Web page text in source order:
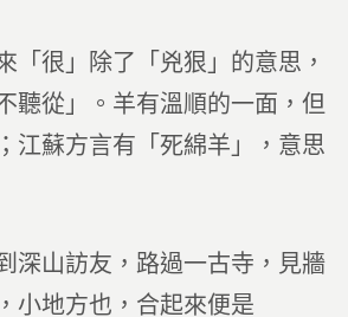
很」除了「兇狠」的意思，
聽從」。羊有溫順的一面，但
江蘇方言有「死綿羊」，意思
深山訪友，路過一古寺，見牆
小地方也，合起來便是